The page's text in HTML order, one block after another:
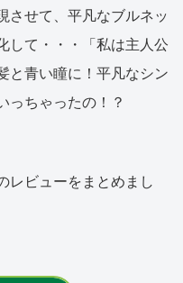
させて、平凡なブルネッ
して・・・「私は主人公
と青い瞳に！平凡なシン
っちゃったの！？
レビューをまとめまし